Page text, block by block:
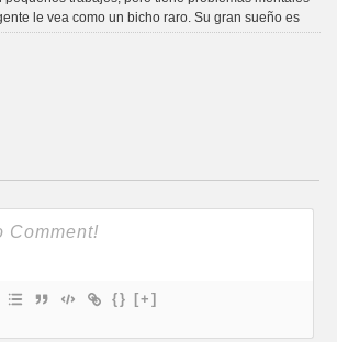
le vea como un bicho raro. Su gran sueño es
{} [+]